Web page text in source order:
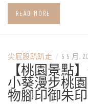
READ MORE
尖屁股趴趴走 / 5 5 月,
【桃園景點
小葵漫步桃
物腳印御朱